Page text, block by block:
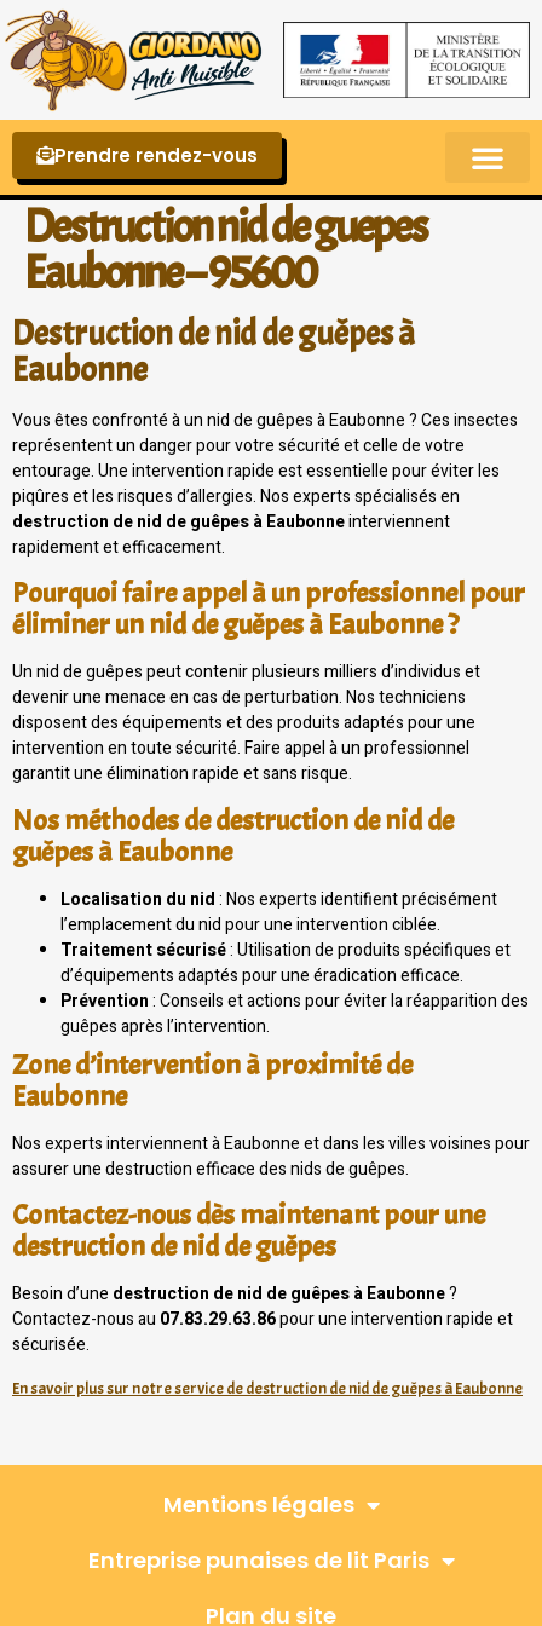
Prendre rendez-vous
Destruction nid de guepes
Eaubonne – 95600
Destruction de nid de guêpes à
Eaubonne
Vous êtes confronté à un nid de guêpes à Eaubonne ? Ces insectes
représentent un danger pour votre sécurité et celle de votre
entourage. Une intervention rapide est essentielle pour éviter les
piqûres et les risques d’allergies. Nos experts spécialisés en
destruction de nid de guêpes à Eaubonneinterviennent
rapidement et efficacement.
Pourquoi faire appel à un professionnel pour
éliminer un nid de guêpes à Eaubonne ?
Un nid de guêpes peut contenir plusieurs milliers d’individus et
devenir une menace en cas de perturbation. Nos techniciens
disposent des équipements et des produits adaptés pour une
intervention en toute sécurité. Faire appel à un professionnel
garantit une élimination rapide et sans risque.
Nos méthodes de destruction de nid de
guêpes à Eaubonne
Localisation du nid: Nos experts identifient précisément
l’emplacement du nid pour une intervention ciblée.
Traitement sécurisé: Utilisation de produits spécifiques et
d’équipements adaptés pour une éradication efficace.
Prévention: Conseils et actions pour éviter la réapparition des
guêpes après l’intervention.
Zone d’intervention à proximité de
Eaubonne
Nos experts interviennent à Eaubonne et dans les villes voisines pour
assurer une destruction efficace des nids de guêpes.
Contactez-nous dès maintenant pour une
destruction de nid de guêpes
Besoin d’une destruction de nid de guêpes à Eaubonne?
Contactez-nous au 07.83.29.63.86pour une intervention rapide et
sécurisée.
En savoir plus sur notre service de destruction de nid de guêpes à Eaubonne
Mentions légales
Entreprise punaises de lit Paris
Plan du site